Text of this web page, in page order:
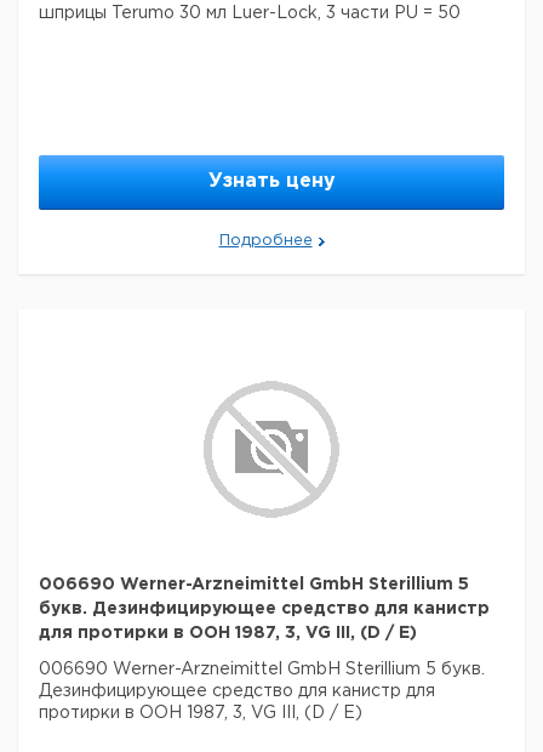
шприцы Terumo 30 мл Luer-Lock, 3 части PU = 50
Узнать цену
Подробнее
006690 Werner-Arzneimittel GmbH Sterillium 5
букв. Дезинфицирующее средство для канистр
для протирки в ООН 1987, 3, VG III, (D / E)
006690 Werner-Arzneimittel GmbH Sterillium 5 букв.
Дезинфицирующее средство для канистр для
протирки в ООН 1987, 3, VG III, (D / E)